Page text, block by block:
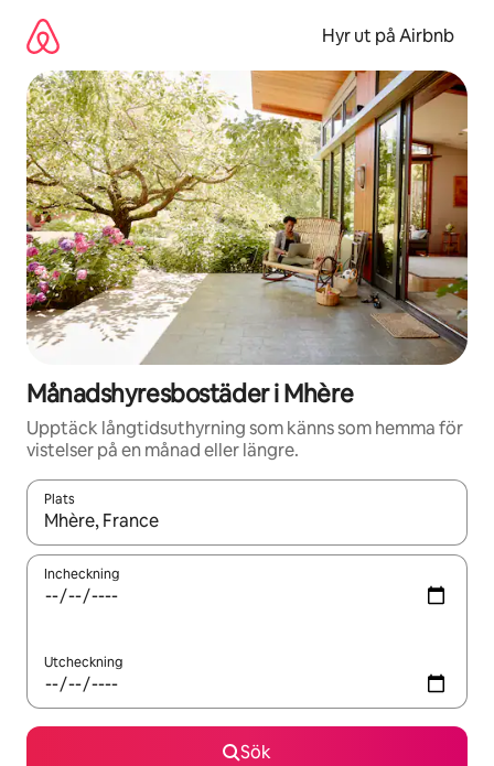
innehåll
Hyr ut på Airbnb
Månadshyresbostäder i Mhère
Upptäck långtidsuthyrning som känns som hemma för
vistelser på en månad eller längre.
Plats
När resultaten är tillgängliga kan du navigera med upp- och
Incheckning
Utcheckning
Sök